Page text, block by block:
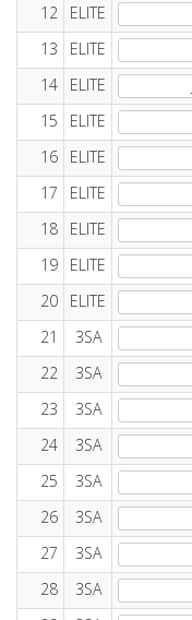
12
ELITE
13
ELITE
14
ELITE
15
ELITE
16
ELITE
17
ELITE
18
ELITE
19
ELITE
20
ELITE
21
3SA
22
3SA
23
3SA
24
3SA
25
3SA
26
3SA
27
3SA
28
3SA